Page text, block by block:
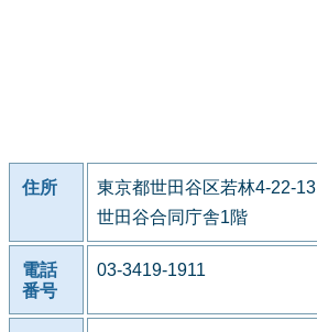
住所
東京都世田谷区若林4-22-13
世田谷合同庁舎1階
電話
番号
03-3419-1911